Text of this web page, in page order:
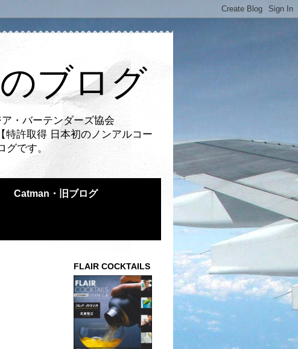
ブログ
・バーテンダーズ協会
特許取得 日本初のノンアルコー
です。
Catman・旧ブログ
FLAIR COCKTAILS